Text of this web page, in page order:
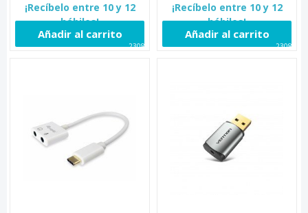
¡Recíbelo entre 10 y 12
hábiles!
Añadir al carrito
23080
¡Recíbelo entre 10 y 12
hábiles!
Añadir al carrito
23081